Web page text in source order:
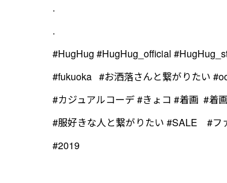
.
.
#HugHug #HugHug_official
#fukuoka #お洒落さんと繋がりたい
#カジュアルコーデ #きょコ #着画 #着
#服好きな人と繋がりたい #SALE #
#2019